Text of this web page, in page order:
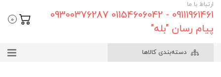
ارتباط با ما
09111961461 - 01154606042 09300376287
پیام رسان "بله"
0
دسته‌بندی کالاها